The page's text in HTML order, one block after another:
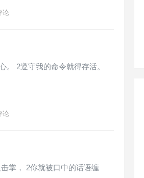
论
。 2遵守我的命令就得存活。
论
掌， 2你就被口中的话语缠